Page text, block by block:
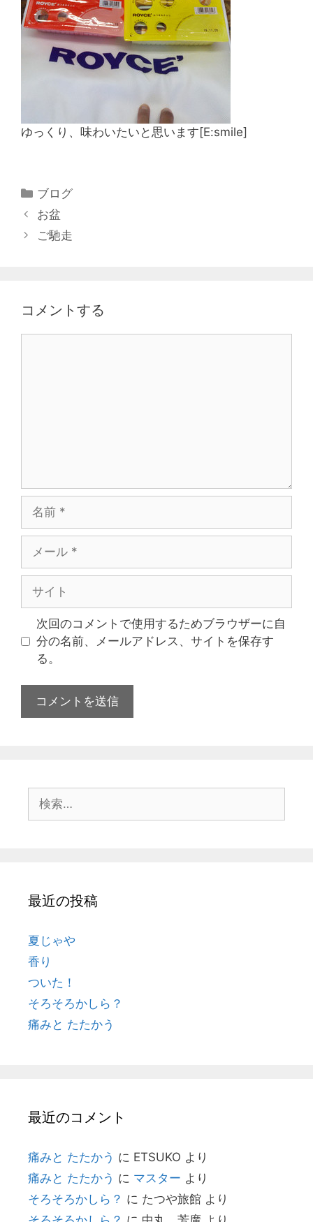
ゆっくり、味わいたいと思います[E:smile]
ブログ
お盆
ご馳走
コメントする
次回のコメントで使用するためブラウザーに自
分の名前、メールアドレス、サイトを保存す
る。
最近の投稿
夏じゃや
香り
ついた！
そろそろかしら？
痛みと たたかう
最近のコメント
痛みと たたかう に ETSUKO より
痛みと たたかう に マスター より
そろそろかしら？ に たつや旅館 より